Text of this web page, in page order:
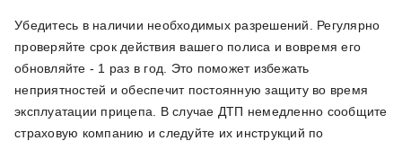
Убедитесь в наличии необходимых разрешений. Регулярно
проверяйте срок действия вашего полиса и вовремя его
обновляйте - 1 раз в год. Это поможет избежать
неприятностей и обеспечит постоянную защиту во время
эксплуатации прицепа. В случае ДТП немедленно сообщите
страховую компанию и следуйте их инструкций по